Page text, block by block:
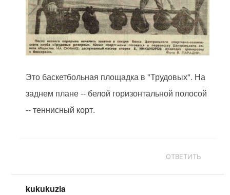
Это баскетбольная площадка в "Трудовых". На
заднем плане -- белой горизонтальной полосой
-- теннисный корт.
ОТВЕТИТЬ
kukukuzia